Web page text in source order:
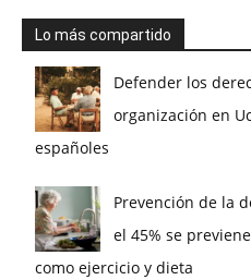
Lo más compartido
Defender los
organización en
españoles
Prevención de la
el 45% se
como ejercicio y dieta